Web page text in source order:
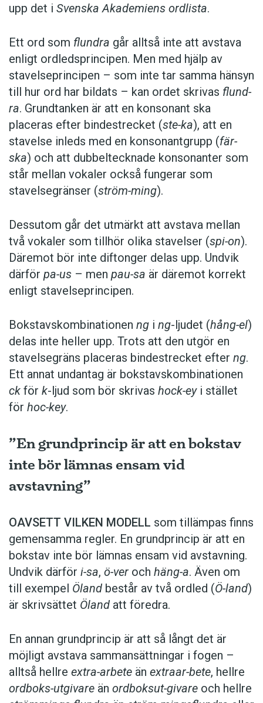
upp det i Svenska Akademiens ordlista.
Ett ord som flundra går alltså inte att avstava
enligt ordledsprincipen. Men med hjälp av
stavelseprincipen – som inte tar samma hänsyn
till hur ord har bildats – kan ordet skrivas flund-
ra. Grundtanken är att en konsonant ska
placeras efter bindestrecket (ste-ka), att en
stavelse inleds med en konsonantgrupp (fär-
ska) och att dubbeltecknade konsonanter som
står mellan vokaler också fungerar som
stavelsegränser (ström-ming).
Dessutom går det utmärkt att avstava mellan
två vokaler som tillhör olika stavelser (spi-on).
Däremot bör inte diftonger delas upp. Undvik
därför pa-us – men pau-sa är däremot korrekt
enligt stavelseprincipen.
Bokstavskombinationen ng i ng-ljudet (hång-el)
delas inte heller upp. Trots att den utgör en
stavelsegräns placeras bindestrecket efter ng.
Ett annat undantag är bokstavskombinationen
ck för k-ljud som bör skrivas hock-eyi stället
för hoc-key.
”En grundprincip är att en bokstav
inte bör lämnas ensam vid
avstavning”
OAVSETT VILKEN MODELL som tillämpas finns
gemensamma regler. En grundprincip är att en
bokstav inte bör lämnas ensam vid avstavning.
Undvik därför i-sa, ö-ver och häng-a. Även om
till exempel Öland består av två ordled (Ö-land)
är skrivsättet Öland att föredra.
En annan grundprincip är att så långt det är
möjligt avstava sammansättningar i fogen –
alltså hellre extra-arbete än extraar-bete, hellre
ordboks-utgivare än ordboksut-givare och hellre